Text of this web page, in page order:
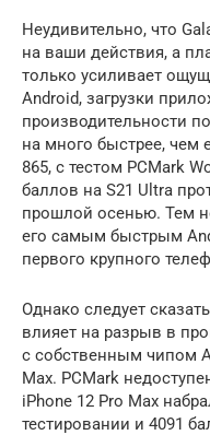
Неудивительно, что
на ваши действия, а
только усиливает
Android, загрузки
производительности
на много быстрее, чем
865, с тестом PCMark
баллов на S21 Ultra
прошлой осенью. Тем
его самым быстрым
первого крупного
Однако следует
влияет на разрыв в
с собственным чипом
Max. PCMark
iPhone 12 Pro Max
тестировании и 4091